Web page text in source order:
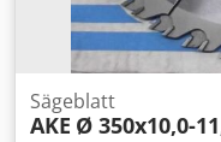
Sägeblatt
AKE Ø 350x10,0-